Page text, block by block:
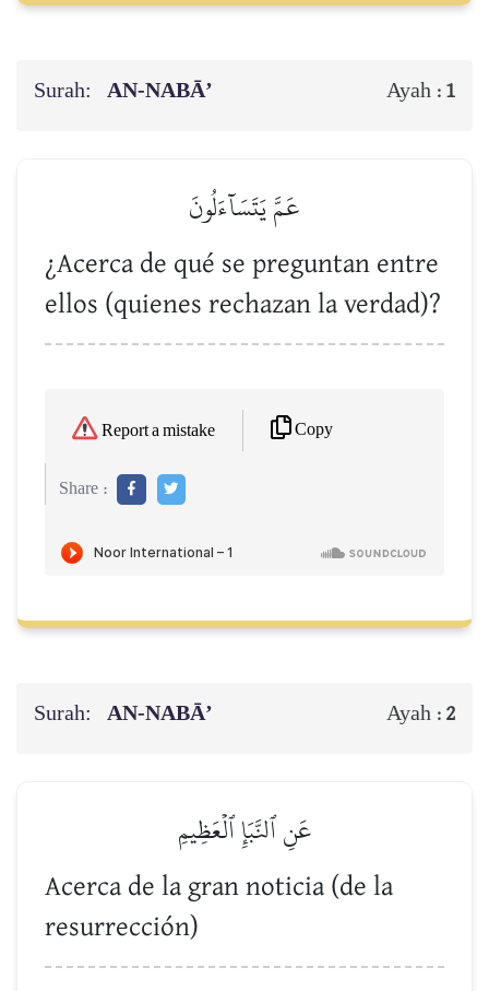
Surah: AN-NABĀ’ Ayah : 1
عَمَّ يَتَسَآءَلُونَ
¿Acerca de qué se preguntan entre
ellos (quienes rechazan la verdad)?
Report a mistake Copy
Share :
Surah: AN-NABĀ’ Ayah : 2
عَنِ ٱلنَّبَإِ ٱلۡعَظِيمِ
Acerca de la gran noticia (de la
resurrección)